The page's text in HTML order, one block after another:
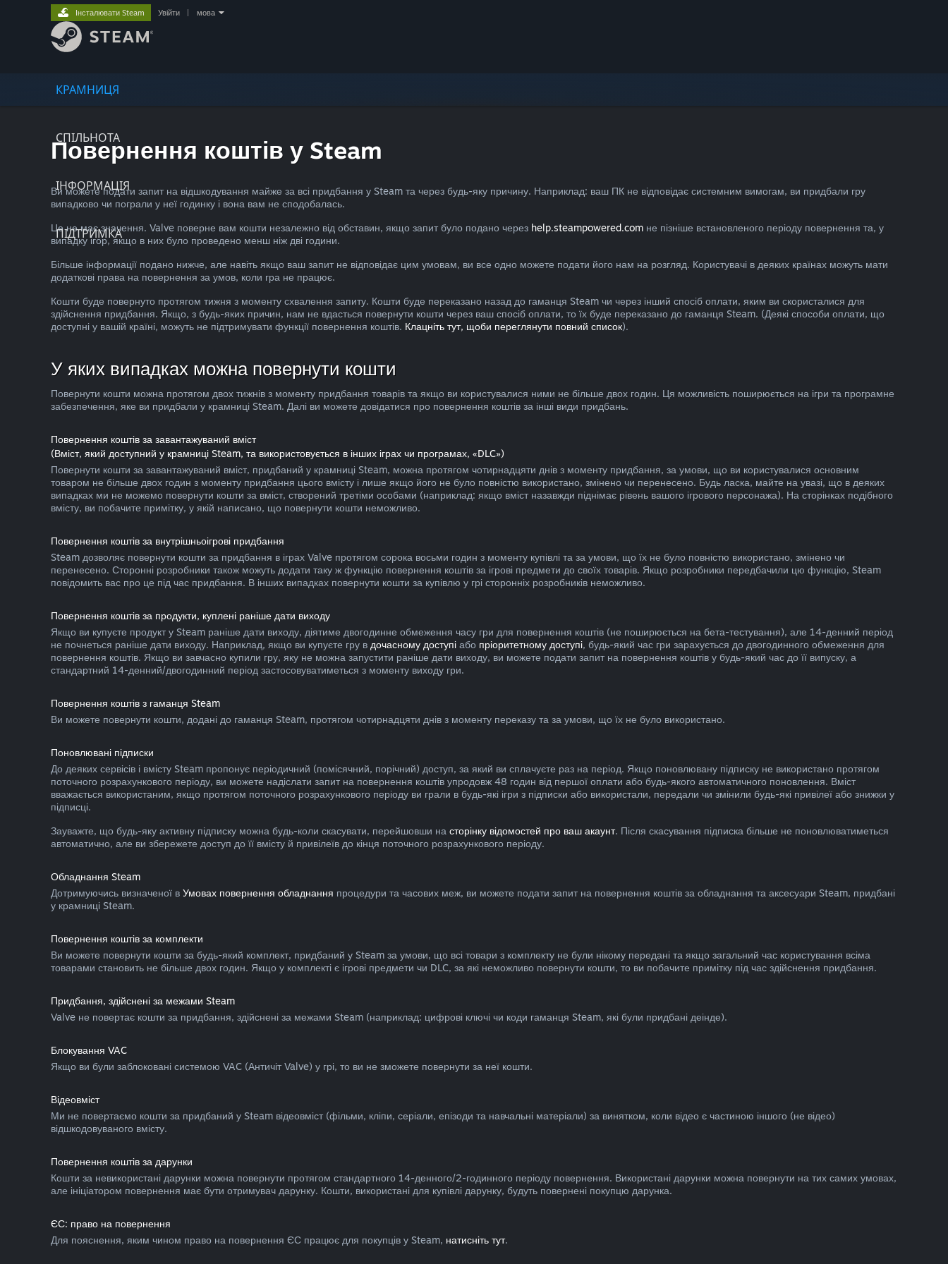
КРАМНИЦЯ
СПІЛЬНОТА
ІНФОРМАЦІЯ
ПІДТРИМКА
Інсталювати Steam Увійти мова
Повернення коштів у Steam
Ви можете подати запит на відшкодування майже за всі придбання у Steam та через будь-яку причину. Наприклад: ваш ПК не відповідає системним вимогам, ви придбали гру
випадково чи пограли у неї годинку і вона вам не сподобалась.
Це не має значення. Valve поверне вам кошти незалежно від обставин, якщо запит було подано через help.steampowered.com не пізніше встановленого періоду повернення та, у
випадку ігор, якщо в них було проведено менш ніж дві години.
Більше інформації подано нижче, але навіть якщо ваш запит не відповідає цим умовам, ви все одно можете подати його нам на розгляд. Користувачі в деяких країнах можуть мати
додаткові права на повернення за умов, коли гра не працює.
Кошти буде повернуто протягом тижня з моменту схвалення запиту. Кошти буде переказано назад до гаманця Steam чи через інший спосіб оплати, яким ви скористалися для
здійснення придбання. Якщо, з будь-яких причин, нам не вдасться повернути кошти через ваш спосіб оплати, то їх буде переказано до гаманця Steam. (Деякі способи оплати, що
доступні у вашій країні, можуть не підтримувати функції повернення коштів. Клацніть тут, щоби переглянути повний список).
У яких випадках можна повернути кошти
Повернути кошти можна протягом двох тижнів з моменту придбання товарів та якщо ви користувалися ними не більше двох годин. Ця можливість поширюється на ігри та програмне
забезпечення, яке ви придбали у крамниці Steam. Далі ви можете довідатися про повернення коштів за інші види придбань.
Повернення коштів за завантажуваний вміст
(Вміст, який доступний у крамниці Steam, та використовується в інших іграх чи програмах, «DLC»)
Повернути кошти за завантажуваний вміст, придбаний у крамниці Steam, можна протягом чотирнадцяти днів з моменту придбання, за умови, що ви користувалися основним
товаром не більше двох годин з моменту придбання цього вмісту і лише якщо його не було повністю використано, змінено чи перенесено. Будь ласка, майте на увазі, що в деяких
випадках ми не можемо повернути кошти за вміст, створений третіми особами (наприклад: якщо вміст назавжди піднімає рівень вашого ігрового персонажа). На сторінках подібного
вмісту, ви побачите примітку, у якій написано, що повернути кошти неможливо.
Повернення коштів за внутрішньоігрові придбання
Steam дозволяє повернути кошти за придбання в іграх Valve протягом сорока восьми годин з моменту купівлі та за умови, що їх не було повністю використано, змінено чи
перенесено. Сторонні розробники також можуть додати таку ж функцію повернення коштів за ігрові предмети до своїх товарів. Якщо розробники передбачили цю функцію, Steam
повідомить вас про це під час придбання. В інших випадках повернути кошти за купівлю у грі сторонніх розробників неможливо.
Повернення коштів за продукти, куплені раніше дати виходу
Якщо ви купуєте продукт у Steam раніше дати виходу, діятиме двогодинне обмеження часу гри для повернення коштів (не поширюється на бета-тестування), але 14-денний період
не почнеться раніше дати виходу. Наприклад, якщо ви купуєте гру в дочасному доступі або пріоритетному доступі, будь-який час гри зарахується до двогодинного обмеження для
повернення коштів. Якщо ви завчасно купили гру, яку не можна запустити раніше дати виходу, ви можете подати запит на повернення коштів у будь-який час до її випуску, а
стандартний 14-денний/двогодинний період застосовуватиметься з моменту виходу гри.
Повернення коштів з гаманця Steam
Ви можете повернути кошти, додані до гаманця Steam, протягом чотирнадцяти днів з моменту переказу та за умови, що їх не було використано.
Поновлювані підписки
До деяких сервісів і вмісту Steam пропонує періодичний (помісячний, порічний) доступ, за який ви сплачуєте раз на період. Якщо поновлювану підписку не використано протягом
поточного розрахункового періоду, ви можете надіслати запит на повернення коштів упродовж 48 годин від першої оплати або будь-якого автоматичного поновлення. Вміст
вважається використаним, якщо протягом поточного розрахункового періоду ви грали в будь-які ігри з підписки або використали, передали чи змінили будь-які привілеї або знижки у
підписці.
Зауважте, що будь-яку активну підписку можна будь-коли скасувати, перейшовши на сторінку відомостей про ваш акаунт. Після скасування підписка більше не поновлюватиметься
автоматично, але ви збережете доступ до її вмісту й привілеїв до кінця поточного розрахункового періоду.
Обладнання Steam
Дотримуючись визначеної в Умовах повернення обладнання процедури та часових меж, ви можете подати запит на повернення коштів за обладнання та аксесуари Steam, придбані
у крамниці Steam.
Повернення коштів за комплекти
Ви можете повернути кошти за будь-який комплект, придбаний у Steam за умови, що всі товари з комплекту не були нікому передані та якщо загальний час користування всіма
товарами становить не більше двох годин. Якщо у комплекті є ігрові предмети чи DLC, за які неможливо повернути кошти, то ви побачите примітку під час здійснення придбання.
Придбання, здійснені за межами Steam
Valve не повертає кошти за придбання, здійснені за межами Steam (наприклад: цифрові ключі чи коди гаманця Steam, які були придбані деінде).
Блокування VAC
Якщо ви були заблоковані системою VAC (Античіт Valve) у грі, то ви не зможете повернути за неї кошти.
Відеовміст
Ми не повертаємо кошти за придбаний у Steam відеовміст (фільми, кліпи, серіали, епізоди та навчальні матеріали) за винятком, коли відео є частиною іншого (не відео)
відшкодовуваного вмісту.
Повернення коштів за дарунки
Кошти за невикористані дарунки можна повернути протягом стандартного 14-денного/2-годинного періоду повернення. Використані дарунки можна повернути на тих самих умовах,
але ініціатором повернення має бути отримувач дарунку. Кошти, використані для купівлі дарунку, будуть повернені покупцю дарунка.
ЄС: право на повернення
Для пояснення, яким чином право на повернення ЄС працює для покупців у Steam, натисніть тут.